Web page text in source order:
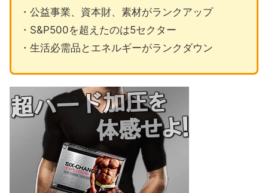
・公益事業、資本財、素材がランクアップ
・S&P500を超えたのは5セクター
・生活必需品とエネルギーがランクダウン